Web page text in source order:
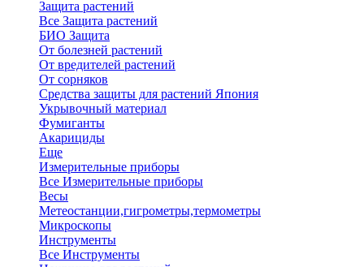
Защита растений
Все Защита растений
БИО Защита
От болезней растений
От вредителей растений
От сорняков
Средства защиты для растений Япония
Укрывочный материал
Фумиганты
Акарициды
Еще
Измерительные приборы
Все Измерительные приборы
Весы
Метеостанции,гигрометры,термометры
Микроскопы
Инструменты
Все Инструменты